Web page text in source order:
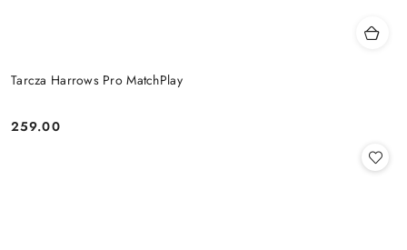
Tarcza Harrows Pro MatchPlay
Cena:
259.00